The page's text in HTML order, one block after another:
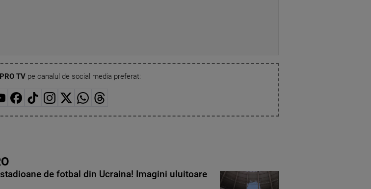
TVpe canalul de social media preferat:
de fotbal din Ucraina! Imagini uluitoare